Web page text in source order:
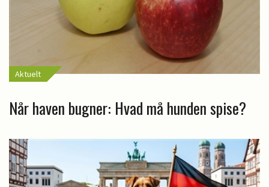
Aktuelt
Når haven bugner: Hvad må hunden spise?